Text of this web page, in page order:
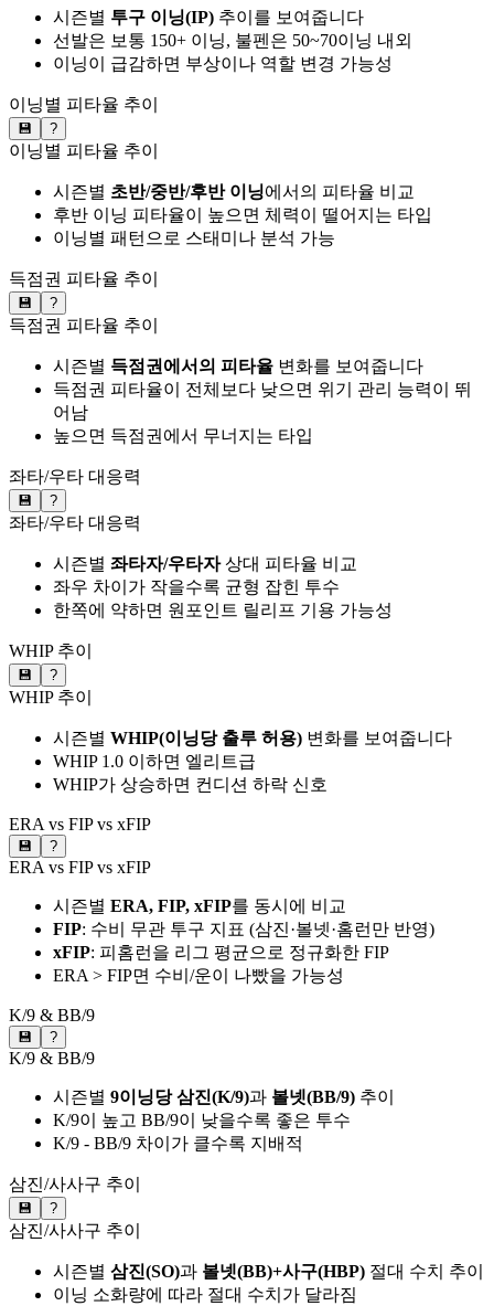
시즌별 투구 이닝(IP) 추이를 보여줍니다
선발은 보통 150+ 이닝, 불펜은 50~70이닝 내외
이닝이 급감하면 부상이나 역할 변경 가능성
이닝별 피타율 추이
💾 ?
이닝별 피타율 추이
시즌별 초반/중반/후반 이닝에서의 피타율 비교
후반 이닝 피타율이 높으면 체력이 떨어지는 타입
이닝별 패턴으로 스태미나 분석 가능
득점권 피타율 추이
💾 ?
득점권 피타율 추이
시즌별 득점권에서의 피타율 변화를 보여줍니다
득점권 피타율이 전체보다 낮으면 위기 관리 능력이 뛰
어남
높으면 득점권에서 무너지는 타입
좌타/우타 대응력
💾 ?
좌타/우타 대응력
시즌별 좌타자/우타자상대 피타율 비교
좌우 차이가 작을수록 균형 잡힌 투수
한쪽에 약하면 원포인트 릴리프 기용 가능성
WHIP 추이
💾 ?
WHIP 추이
시즌별 WHIP(이닝당 출루 허용) 변화를 보여줍니다
WHIP 1.0 이하면 엘리트급
WHIP가 상승하면 컨디션 하락 신호
ERA vs FIP vs xFIP
💾 ?
ERA vs FIP vs xFIP
시즌별 ERA, FIP, xFIP를 동시에 비교
FIP: 수비 무관 투구 지표 (삼진·볼넷·홈런만 반영)
xFIP: 피홈런을 리그 평균으로 정규화한 FIP
ERA > FIP면 수비/운이 나빴을 가능성
K/9 & BB/9
💾 ?
K/9 & BB/9
시즌별 9이닝당 삼진(K/9)과 볼넷(BB/9) 추이
K/9이 높고 BB/9이 낮을수록 좋은 투수
K/9 - BB/9 차이가 클수록 지배적
삼진/사사구 추이
💾 ?
삼진/사사구 추이
시즌별 삼진(SO)과 볼넷(BB)+사구(HBP) 절대 수치 추이
이닝 소화량에 따라 절대 수치가 달라짐